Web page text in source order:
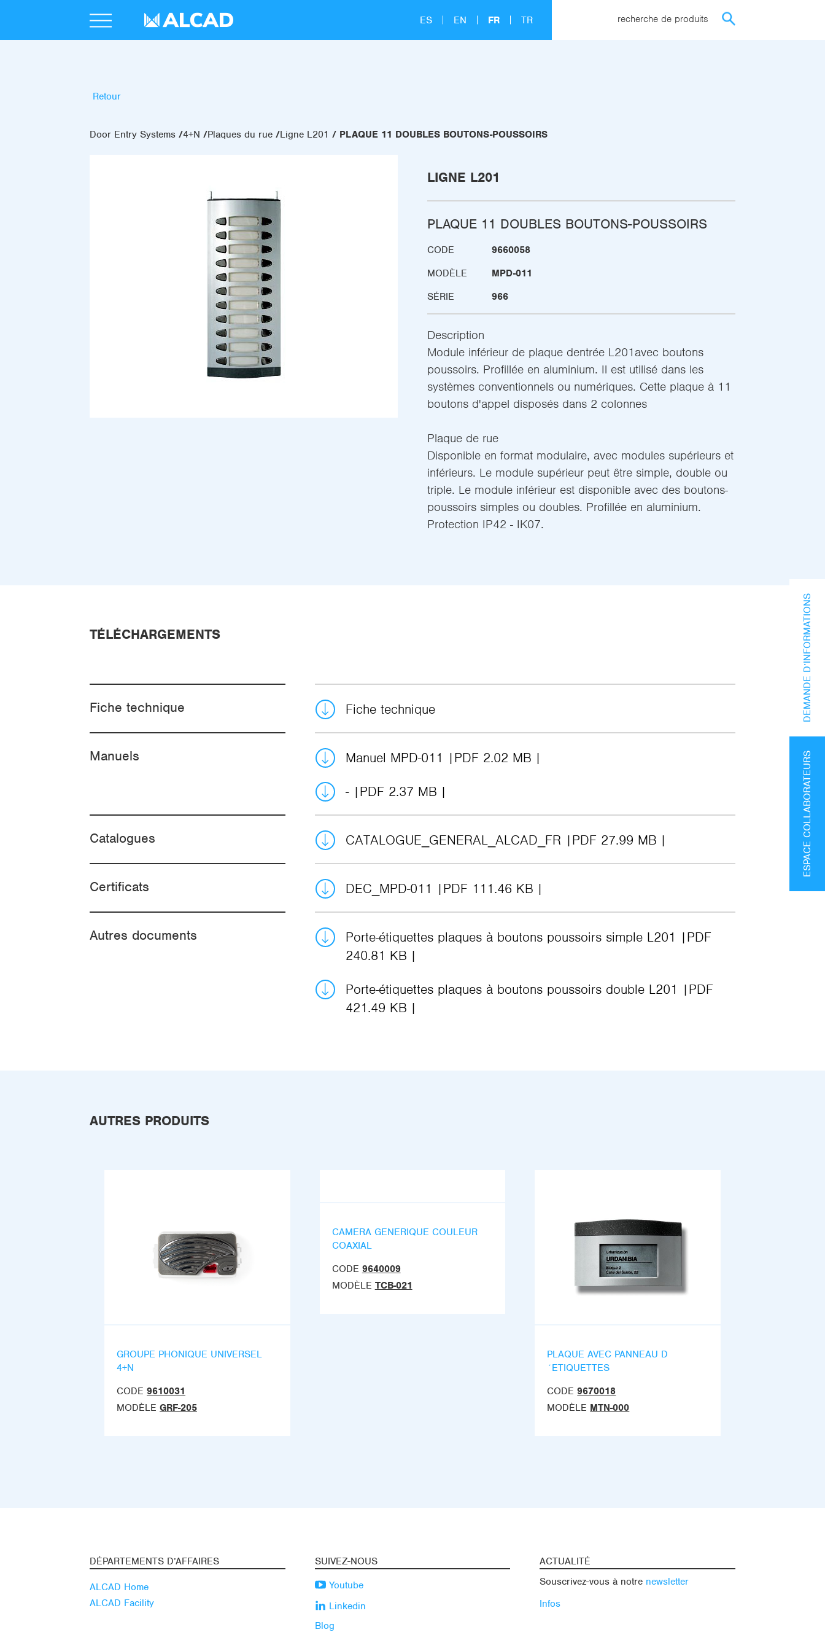
ES EN FR TR recherche de produits
Retour
Door Entry Systems 4+N Plaques du rue Ligne L201 PLAQUE 11 DOUBLES BOUTONS-POUSSOIRS
LIGNE L201
PLAQUE 11 DOUBLES BOUTONS-POUSSOIRS
CODE
9660058
MODÈLE
MPD-011
SÉRIE
966
Description
Module inférieur de plaque dentrée L201avec boutons
poussoirs. Profillée en aluminium. Il est utilisé dans les
systèmes conventionnels ou numériques. Cette plaque à 11
boutons d'appel disposés dans 2 colonnes
Plaque de rue
Disponible en format modulaire, avec modules supérieurs et
inférieurs. Le module supérieur peut être simple, double ou
triple. Le module inférieur est disponible avec des boutons-
poussoirs simples ou doubles. Profillée en aluminium.
Protection IP42 - IK07.
TÉLÉCHARGEMENTS
Fiche technique Fiche technique
Manuels Manuel MPD-011 PDF 2.02 MB
- PDF 2.37 MB
Catalogues CATALOGUE_GENERAL_ALCAD_FR PDF 27.99 MB
Certificats DEC_MPD-011 PDF 111.46 KB
Autres documents Porte-étiquettes plaques à boutons poussoirs simple L201
PDF
240.81 KB
Porte-étiquettes plaques à boutons poussoirs double L201
PDF
421.49 KB
AUTRES PRODUITS
GROUPE PHONIQUE UNIVERSEL
4+N
CODE 9610031
MODÈLE GRF-205
CAMERA GENERIQUE COULEUR
COAXIAL
CODE 9640009
MODÈLE TCB-021
PLAQUE AVEC PANNEAU D
´ETIQUETTES
CODE 9670018
MODÈLE MTN-000
DÉPARTEMENTS D’AFFAIRES
ALCAD Home
ALCAD Facility
SUIVEZ-NOUS
Youtube
Linkedin
Blog
ACTUALITÉ
Souscrivez-vous à notre newsletter
Infos
ESPACE COLLABORATEURS
DEMANDE D’INFORMATIONS